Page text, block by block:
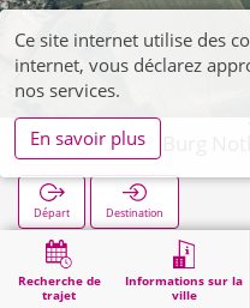
Recherche de
trajet
Informations sur la
ville
Eschweiler, Burg
Départ Destination
Démarrage Loisirs et tourisme
Ce site internet utilise des
internet, vous déclarez
nos services.
En savoir plus